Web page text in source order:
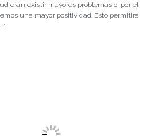
existir mayores problemas o, por el
una mayor positividad. Esto permitirá